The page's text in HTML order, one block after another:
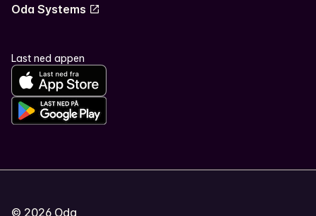
Oda Systems
Last ned appen
© 2026 Oda